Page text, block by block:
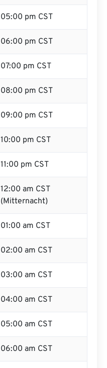
05:00 pm CST
06:00 pm CST
07:00 pm CST
08:00 pm CST
09:00 pm CST
10:00 pm CST
11:00 pm CST
12:00 am CST
(Mitternacht)
01:00 am CST
02:00 am CST
03:00 am CST
04:00 am CST
05:00 am CST
06:00 am CST